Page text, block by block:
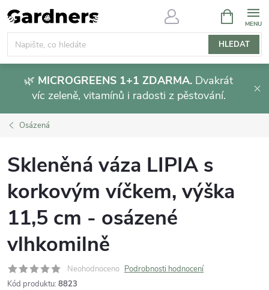
Přejít
na
obsah
HLEDAT
NÁKUPNÍ
KOŠÍK
🌿 MICROGREENS 1+1 ZDARMA. Dvakrát
víc zeleně, vitamínů i radosti z pěstování.
Osázená
Skleněná váza LIPIA s
korkovým víčkem, výška
11,5 cm - osázené
vlhkomilně
Neohodnoceno Podrobnosti hodnocení
Kód produktu: 8823